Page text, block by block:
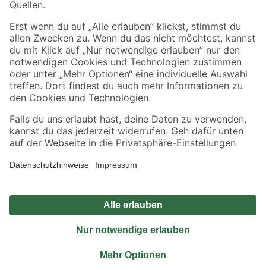
Sicher einkaufen
Jetzt die toom-App herunterladen
Alle Preisangaben in EUR inkl. gesetzl. MwSt.. Die dargestellten Angebote sind unter
Umständen nicht in allen Märkten verfügbar. Die angegebenen Verfügbarkeiten beziehen
Produkte nur solange der Vorrat reicht.
*Paketversand ab 59 € versandkostenfrei, gilt nicht für Artikel mit Speditionsversand, hier
Privatsphäre Impressum
Nutzungsbedingungen
Widerrufsrecht
Vertrag widerrufen
© 2026 toom Baumarkt GmbH